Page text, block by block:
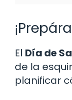
El Día de
de la
planificar